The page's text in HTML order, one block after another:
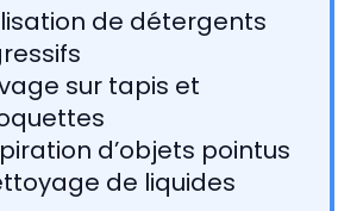
de détergents
sur tapis et
d’objets pointus
de liquides